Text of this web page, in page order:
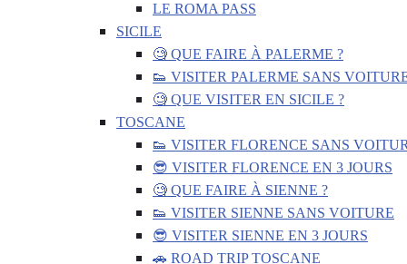
LE ROMA PASS
SICILE
🧐 QUE FAIRE À PALERME ?
👟 VISITER PALERME SANS
🧐 QUE VISITER EN SICILE ?
TOSCANE
👟 VISITER FLORENCE SANS
😎 VISITER FLORENCE EN 3 JOURS
🧐 QUE FAIRE À SIENNE ?
👟 VISITER SIENNE SANS VOITURE
😎 VISITER SIENNE EN 3 JOURS
🚗 ROAD TRIP TOSCANE